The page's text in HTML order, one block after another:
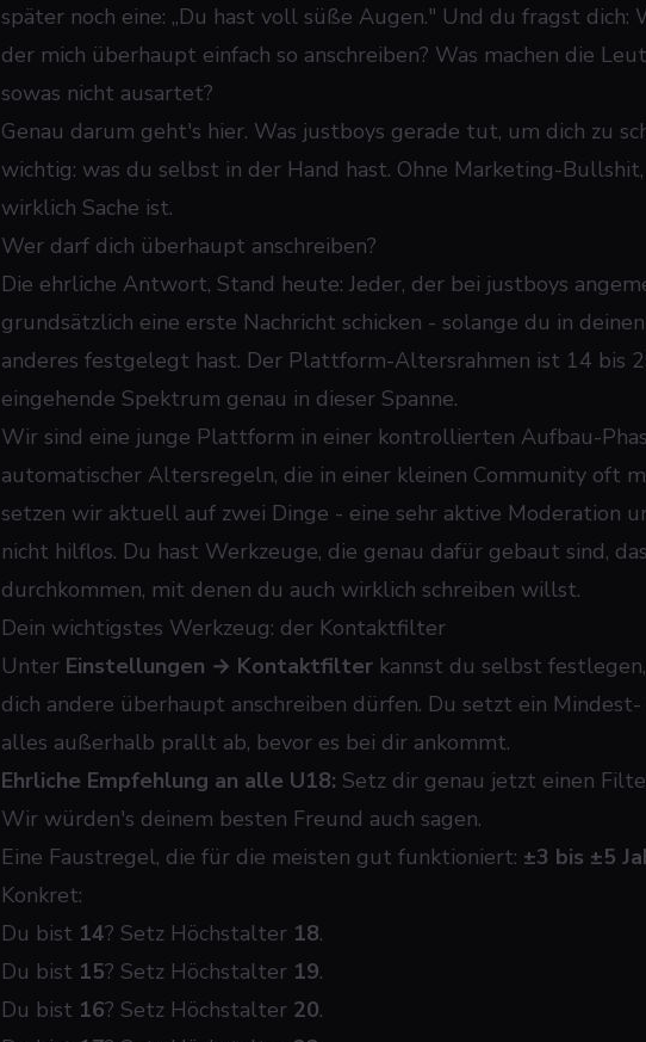
später noch eine: „Du hast voll süße Augen." Und du fragst dich:
der mich überhaupt einfach so anschreiben? Was machen die
sowas nicht ausartet?
Genau darum geht's hier. Was justboys gerade tut, um dich zu
wichtig: was du selbst in der Hand hast. Ohne Marketing-
wirklich Sache ist.
Wer darf dich überhaupt anschreiben?
Die ehrliche Antwort, Stand heute: Jeder, der bei justboys
grundsätzlich eine erste Nachricht schicken - solange du in
anderes festgelegt hast. Der Plattform-Altersrahmen ist 14 bis
eingehende Spektrum genau in dieser Spanne.
Wir sind eine junge Plattform in einer kontrollierten Aufbau-
automatischer Altersregeln, die in einer kleinen Community oft
setzen wir aktuell auf zwei Dinge - eine sehr aktive Moderation
nicht hilflos. Du hast Werkzeuge, die genau dafür gebaut sind,
durchkommen, mit denen du auch wirklich schreiben willst.
Dein wichtigstes Werkzeug: der Kontaktfilter
Unter Einstellungen → Kontaktfilter kannst du selbst
dich andere überhaupt anschreiben dürfen. Du setzt ein
alles außerhalb prallt ab, bevor es bei dir ankommt.
Ehrliche Empfehlung an alle U18: Setz dir genau jetzt einen
Wir würden's deinem besten Freund auch sagen.
Eine Faustregel, die für die meisten gut funktioniert: ±3 bis ±5
Konkret:
Du bist 14? Setz Höchstalter 18.
Du bist 15? Setz Höchstalter 19.
Du bist 16? Setz Höchstalter 20.